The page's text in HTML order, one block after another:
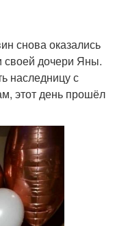
снова оказались
своей дочери Яны.
наследницу с
этот день прошёл